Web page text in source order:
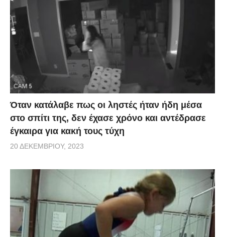
Όταν κατάλαβε πως οι ληστές ήταν ήδη μέσα
στο σπίτι της, δεν έχασε χρόνο και αντέδρασε
έγκαιρα για κακή τους τύχη
20 ΔΕΚΕΜΒΡΊΟΥ, 2023